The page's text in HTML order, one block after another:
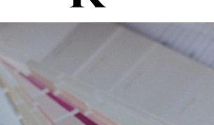
QUIÉN SOY
PROYECTOS